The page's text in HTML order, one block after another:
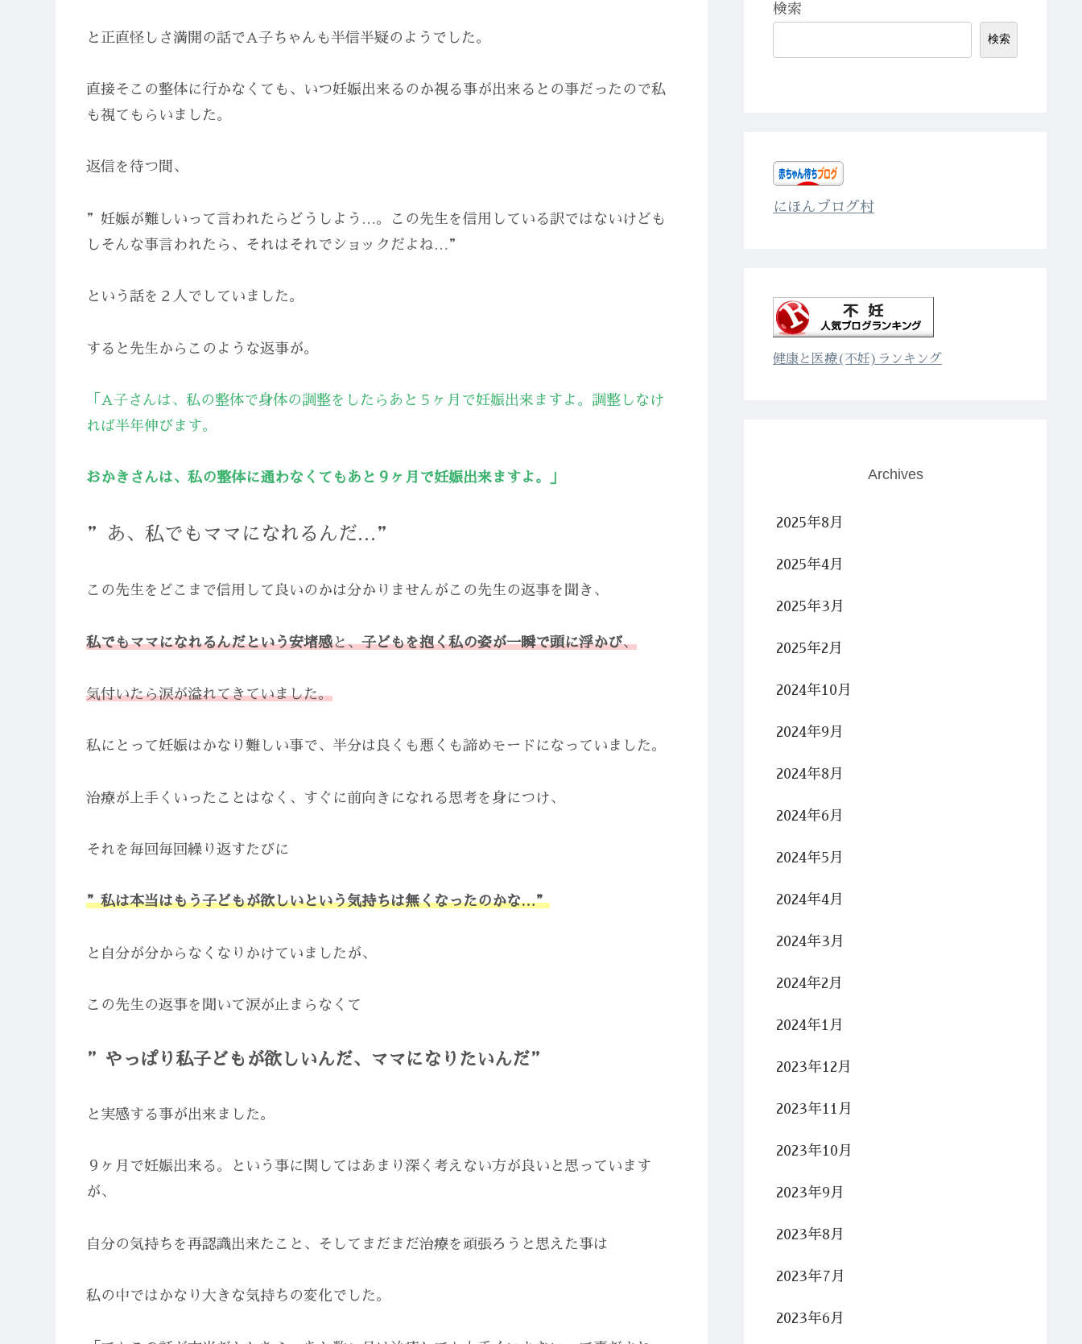
と正直怪しさ満開の話でA子ちゃんも半信半疑のようでした。
直接そこの整体に行かなくても、いつ妊娠出来るのか視る事が出来るとの事だったので私
も視てもらいました。
返信を待つ間、
”妊娠が難しいって言われたらどうしよう…。この先生を信用している訳ではないけども
しそんな事言われたら、それはそれでショックだよね…”
という話を２人でしていました。
すると先生からこのような返事が。
「A子さんは、私の整体で身体の調整をしたらあと５ヶ月で妊娠出来ますよ。調整しなけ
れば半年伸びます。
おかきさんは、私の整体に通わなくてもあと９ヶ月で妊娠出来ますよ。」
”あ、私でもママになれるんだ…”
この先生をどこまで信用して良いのかは分かりませんがこの先生の返事を聞き、
私でもママになれるんだという安堵感と、子どもを抱く私の姿が一瞬で頭に浮かび、
気付いたら涙が溢れてきていました。
私にとって妊娠はかなり難しい事で、半分は良くも悪くも諦めモードになっていました。
治療が上手くいったことはなく、すぐに前向きになれる思考を身につけ、
それを毎回毎回繰り返すたびに
”私は本当はもう子どもが欲しいという気持ちは無くなったのかな…”
と自分が分からなくなりかけていましたが、
この先生の返事を聞いて涙が止まらなくて
”やっぱり私子どもが欲しいんだ、ママになりたいんだ”
と実感する事が出来ました。
９ヶ月で妊娠出来る。という事に関してはあまり深く考えない方が良いと思っています
が、
自分の気持ちを再認識出来たこと、そしてまだまだ治療を頑張ろうと思えた事は
私の中ではかなり大きな気持ちの変化でした。
検索
検索
にほんブログ村
健康と医療(不妊)ランキング
Archives
2025年8月
2025年4月
2025年3月
2025年2月
2024年10月
2024年9月
2024年8月
2024年6月
2024年5月
2024年4月
2024年3月
2024年2月
2024年1月
2023年12月
2023年11月
2023年10月
2023年9月
2023年8月
2023年7月
2023年6月